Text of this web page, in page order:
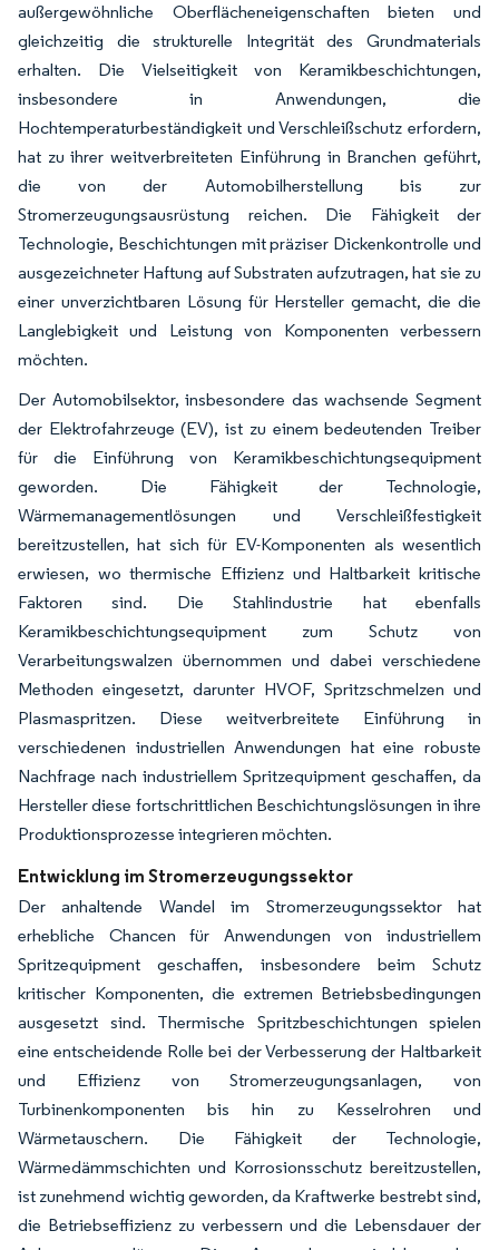
außergewöhnliche Oberflächeneigenschaften bieten und
gleichzeitig die strukturelle Integrität des Grundmaterials
erhalten. Die Vielseitigkeit von Keramikbeschichtungen,
insbesondere in Anwendungen, die
Hochtemperaturbeständigkeit und Verschleißschutz erfordern,
hat zu ihrer weitverbreiteten Einführung in Branchen geführt,
die von der Automobilherstellung bis zur
Stromerzeugungsausrüstung reichen. Die Fähigkeit der
Technologie, Beschichtungen mit präziser Dickenkontrolle und
ausgezeichneter Haftung auf Substraten aufzutragen, hat sie zu
einer unverzichtbaren Lösung für Hersteller gemacht, die die
Langlebigkeit und Leistung von Komponenten verbessern
möchten.
Der Automobilsektor, insbesondere das wachsende Segment
der Elektrofahrzeuge (EV), ist zu einem bedeutenden Treiber
für die Einführung von Keramikbeschichtungsequipment
geworden. Die Fähigkeit der Technologie,
Wärmemanagementlösungen und Verschleißfestigkeit
bereitzustellen, hat sich für EV-Komponenten als wesentlich
erwiesen, wo thermische Effizienz und Haltbarkeit kritische
Faktoren sind. Die Stahlindustrie hat ebenfalls
Keramikbeschichtungsequipment zum Schutz von
Verarbeitungswalzen übernommen und dabei verschiedene
Methoden eingesetzt, darunter HVOF, Spritzschmelzen und
Plasmaspritzen. Diese weitverbreitete Einführung in
verschiedenen industriellen Anwendungen hat eine robuste
Nachfrage nach industriellem Spritzequipment geschaffen, da
Hersteller diese fortschrittlichen Beschichtungslösungen in ihre
Produktionsprozesse integrieren möchten.
Entwicklung im Stromerzeugungssektor
Der anhaltende Wandel im Stromerzeugungssektor hat
erhebliche Chancen für Anwendungen von industriellem
Spritzequipment geschaffen, insbesondere beim Schutz
kritischer Komponenten, die extremen Betriebsbedingungen
ausgesetzt sind. Thermische Spritzbeschichtungen spielen
eine entscheidende Rolle bei der Verbesserung der Haltbarkeit
und Effizienz von Stromerzeugungsanlagen, von
Turbinenkomponenten bis hin zu Kesselrohren und
Wärmetauschern. Die Fähigkeit der Technologie,
Wärmedämmschichten und Korrosionsschutz bereitzustellen,
ist zunehmend wichtig geworden, da Kraftwerke bestrebt sind,
die Betriebseffizienz zu verbessern und die Lebensdauer der